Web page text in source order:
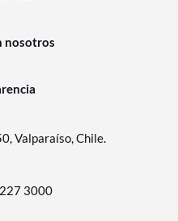
nosotros
Valparaíso, Chile.
3000